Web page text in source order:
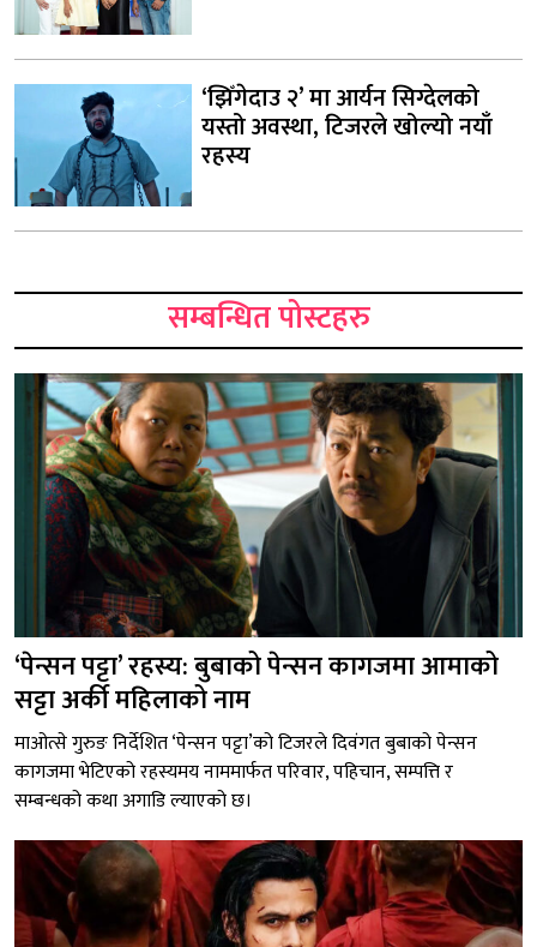
‘झिँगेदाउ २’ मा आर्यन सिग्देलको
यस्तो अवस्था, टिजरले खोल्यो नयाँ
रहस्य
सम्बन्धित पोस्टहरु
‘पेन्सन पट्टा’ रहस्य: बुबाको पेन्सन कागजमा आमाको
सट्टा अर्की महिलाको नाम
माओत्से गुरुङ निर्देशित ‘पेन्सन पट्टा’को टिजरले दिवंगत बुबाको पेन्सन
कागजमा भेटिएको रहस्यमय नाममार्फत परिवार, पहिचान, सम्पत्ति र
सम्बन्धको कथा अगाडि ल्याएको छ।